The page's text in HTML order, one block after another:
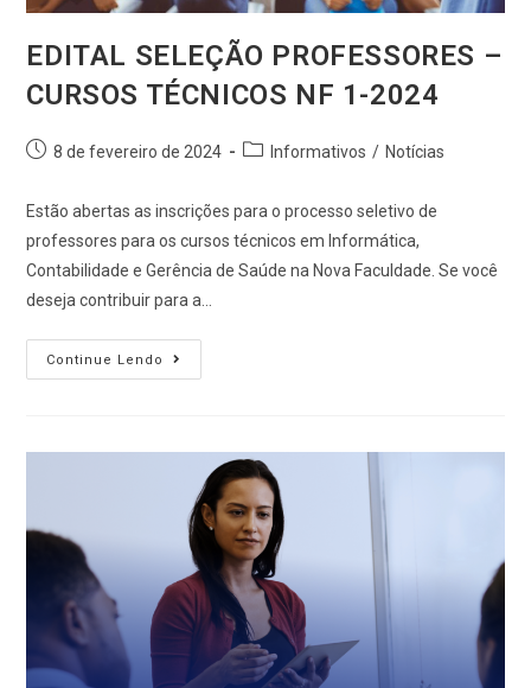
EDITAL SELEÇÃO PROFESSORES –
CURSOS TÉCNICOS NF 1-2024
8 de fevereiro de 2024 Informativos / Notícias
Estão abertas as inscrições para o processo seletivo de
professores para os cursos técnicos em Informática,
Contabilidade e Gerência de Saúde na Nova Faculdade. Se você
deseja contribuir para a…
Continue Lendo